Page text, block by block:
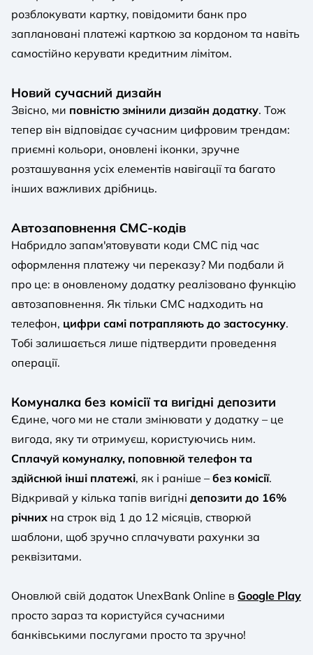
розблокувати картку, повідомити банк про
заплановані платежі карткою за кордоном та навіть
самостійно керувати кредитним лімітом.
Новий сучасний дизайн
Звісно, ми повністю змінили дизайн додатку. Тож
тепер він відповідає сучасним цифровим трендам:
приємні кольори, оновлені іконки, зручне
розташування усіх елементів навігації та багато
інших важливих дрібниць.
Автозаповнення СМС-кодів
Набридло запам'ятовувати коди СМС під час
оформлення платежу чи переказу? Ми подбали й
про це: в оновленому додатку реалізовано функцію
автозаповнення. Як тільки СМС надходить на
телефон, цифри самі потрапляють до застосунку.
Тобі залишається лише підтвердити проведення
операції.
Комуналка без комісії та вигідні депозити
Єдине, чого ми не стали змінювати у додатку – це
вигода, яку ти отримуєш, користуючись ним.
Сплачуй комуналку, поповнюй телефон та
здійснюй інші платежі, як і раніше – без комісії.
Відкривай у кілька тапів вигідні депозити до 16%
річних на строк від 1 до 12 місяців, створюй
шаблони, щоб зручно сплачувати рахунки за
реквізитами.
Оновлюй свій додаток UnexBank Online в Google Play
просто зараз та користуйся сучасними
банківськими послугами просто та зручно!